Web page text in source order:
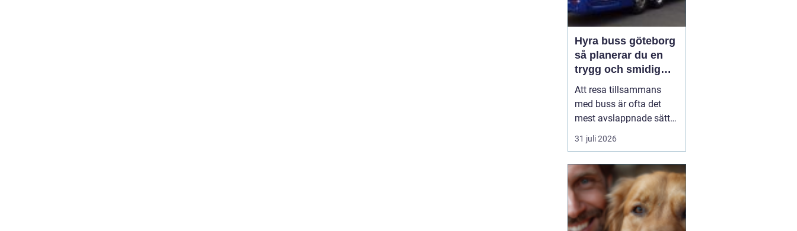
Hyra buss göteborg
så planerar du en
trygg och smidig
gruppresa
Att resa tillsammans
med buss är ofta det
mest avslappnade sättet
att ta en större grupp
från punkt A till B.
handlar om konferens,
skolresa,
föreningsutflykt eller en
dagstur till ett
31 juli 2026